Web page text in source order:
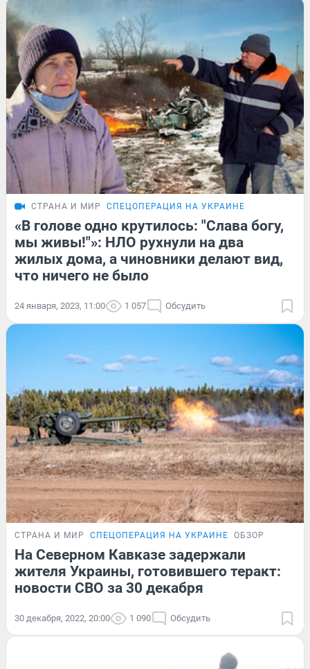
СТРАНА И МИР СПЕЦОПЕРАЦИЯ НА УКРАИНЕ
«В голове одно крутилось: "Слава богу,
мы живы!"»: НЛО рухнули на два
жилых дома, а чиновники делают вид,
что ничего не было
24 января, 2023, 11:00 1 057 Обсудить
СТРАНА И МИР СПЕЦОПЕРАЦИЯ НА УКРАИНЕ ОБЗОР
На Северном Кавказе задержали
жителя Украины, готовившего теракт:
новости СВО за 30 декабря
30 декабря, 2022, 20:00 1 090 Обсудить